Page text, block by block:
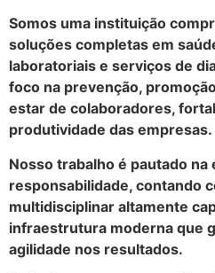
Somos uma instituição
soluções completas em
laboratoriais e serviços de
foco na prevenção,
estar de colaboradores,
produtividade das empresas.
Nosso trabalho é pautado na
responsabilidade, contando
multidisciplinar altamente
infraestrutura moderna que
agilidade nos resultados.